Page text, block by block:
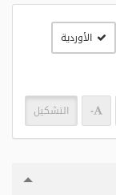
الأوردية
- التشكيل